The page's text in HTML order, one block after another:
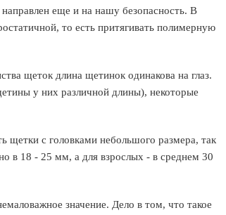
еще и на нашу безопасность. В
то есть притягивать полимерную
щеток длина щетинок одинакова на глаз.
у них различной длины), некоторые
с головками небольшого размера, так
в 18 - 25 мм, а для взрослых - в среднем 30
значение. Дело в том, что такое